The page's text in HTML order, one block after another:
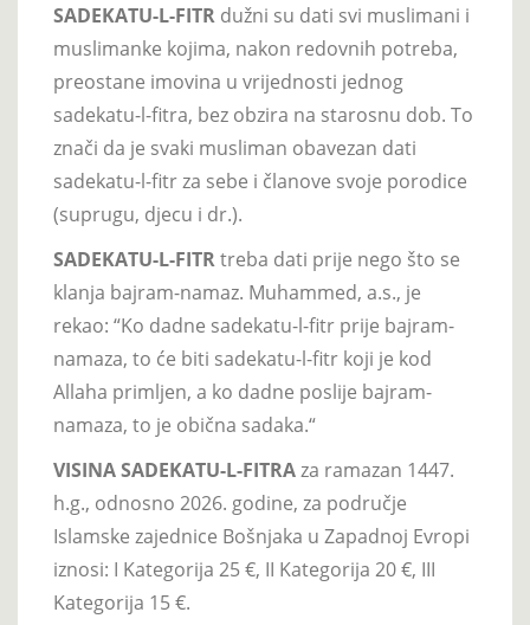
SADEKATU-L-FITR dužni su dati svi muslimani i
muslimanke kojima, nakon redovnih potreba,
preostane imovina u vrijednosti jednog
sadekatu-l-fitra, bez obzira na starosnu dob. To
znači da je svaki musliman obavezan dati
sadekatu-l-fitr za sebe i članove svoje porodice
(suprugu, djecu i dr.).
SADEKATU-L-FITRtreba dati prije nego što se
klanja bajram-namaz. Muhammed, a.s., je
rekao: “Ko dadne sadekatu-l-fitr prije bajram-
namaza, to će biti sadekatu-l-fitr koji je kod
Allaha primljen, a ko dadne poslije bajram-
namaza, to je obična sadaka.“
VISINA SADEKATU-L-FITRAza ramazan 1447.
h.g., odnosno 2026. godine, za područje
Islamske zajednice Bošnjaka u Zapadnoj Evropi
iznosi: I Kategorija 25 €, II Kategorija 20 €, III
Kategorija 15 €.